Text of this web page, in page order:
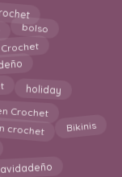
bolso
holiday
Crochet
crochet Bikinis